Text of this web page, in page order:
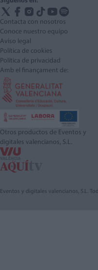
Contacta con nosotros
Conoce nuestro equipo
Aviso legal
Política de cookies
Política de privacidad
Amb el finançament de:
Otros productos de Eventos y
digitales valencianos, S.L.
Eventos y digitales valencianos, S.L.